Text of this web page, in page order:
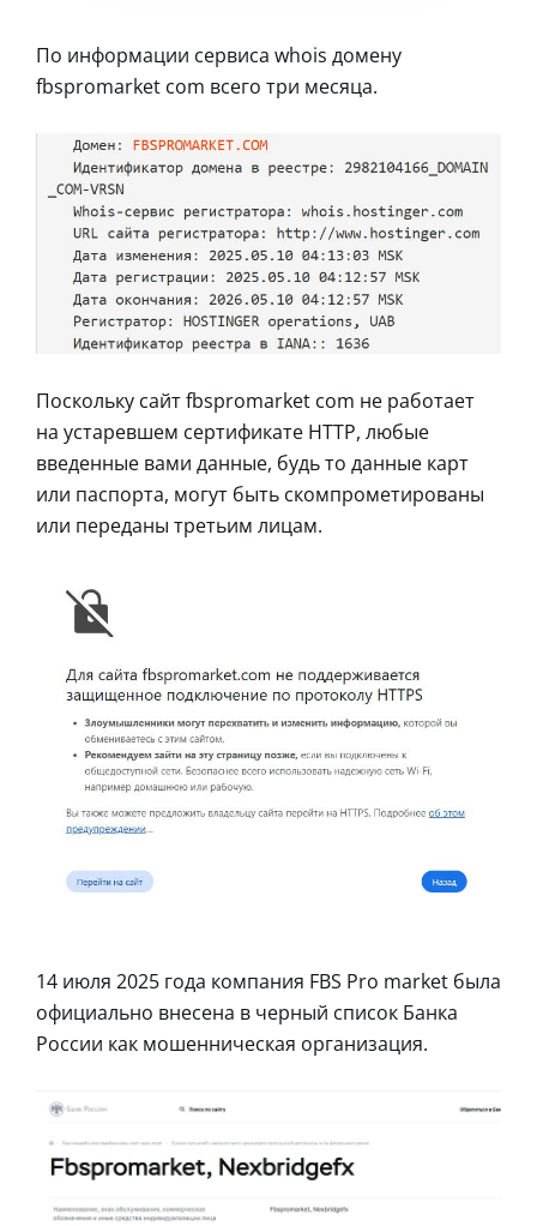
По информации сервиса whois домену
fbspromarket com всего три месяца.
Поскольку сайт fbspromarket com не работает
на устаревшем сертификате HTTP, любые
введенные вами данные, будь то данные карт
или паспорта, могут быть скомпрометированы
или переданы третьим лицам.
14 июля 2025 года компания FBS Pro market была
официально внесена в черный список Банка
России как мошенническая организация.